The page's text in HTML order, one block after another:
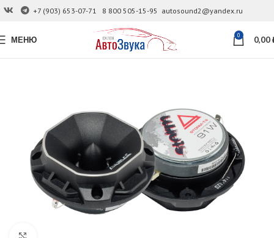
+7 (903) 653-07-71 8 800 505-15-95 autosound2@yandex.ru
МЕНЮ 0 0,00